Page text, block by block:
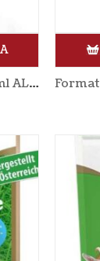
Beguda de cafè amb llet 230ml ALTERNATIVA3